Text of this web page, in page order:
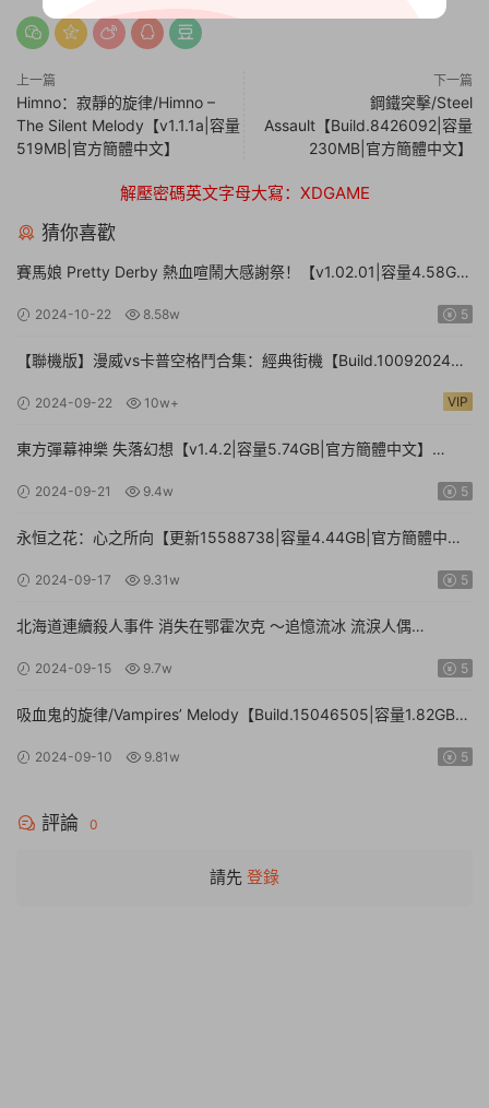
上一篇
Himno：寂靜的旋律/Himno –
The Silent Melody【v1.1.1a|容量
519MB|官方簡體中文】
下一篇
鋼鐵突擊/Steel
Assault【Build.8426092|容量
230MB|官方簡體中文】
解壓密碼英文字母大寫：XDGAME
猜你喜歡
賽馬娘 Pretty Derby 熱血喧鬧大感謝祭！【v1.02.01|容量4.58GB|
2024-10-22 8.58w 5
【聯機版】漫威vs卡普空格鬥合集：經典街機【Build.10092024聯
Collection: Arcade Classics
2024-09-22 10w+ VIP
東方彈幕神樂 失落幻想【v1.4.2|容量5.74GB|官方簡體中文】
2024-09-21 9.4w 5
永恒之花：心之所向【更新15588738|容量4.44GB|官方簡體中
2024-09-17 9.31w 5
北海道連續殺人事件 消失在鄂霍次克 ～追憶流冰 流淚人偶
Serial Murder Case The Okhotsk Disappearance ~Memories in
Ice, Tearful Figurine~
2024-09-15 9.7w 5
吸血鬼的旋律/Vampires’ Melody【Build.15046505|容量1.82GB|
2024-09-10 9.81w 5
評論 0
請先 登錄